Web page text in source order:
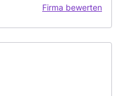
Firma bewerten